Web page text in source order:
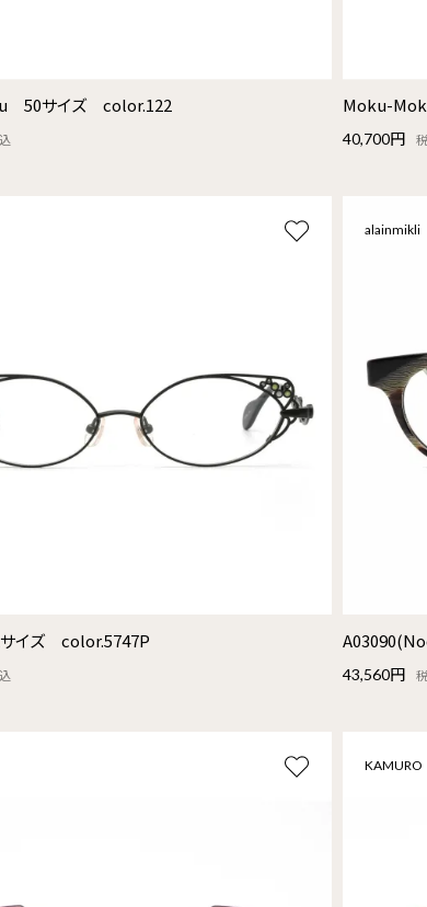
50サイズ color.122 Moku-
40,700円
イズ color.5747P
alainmikli
43,560円
KAMURO